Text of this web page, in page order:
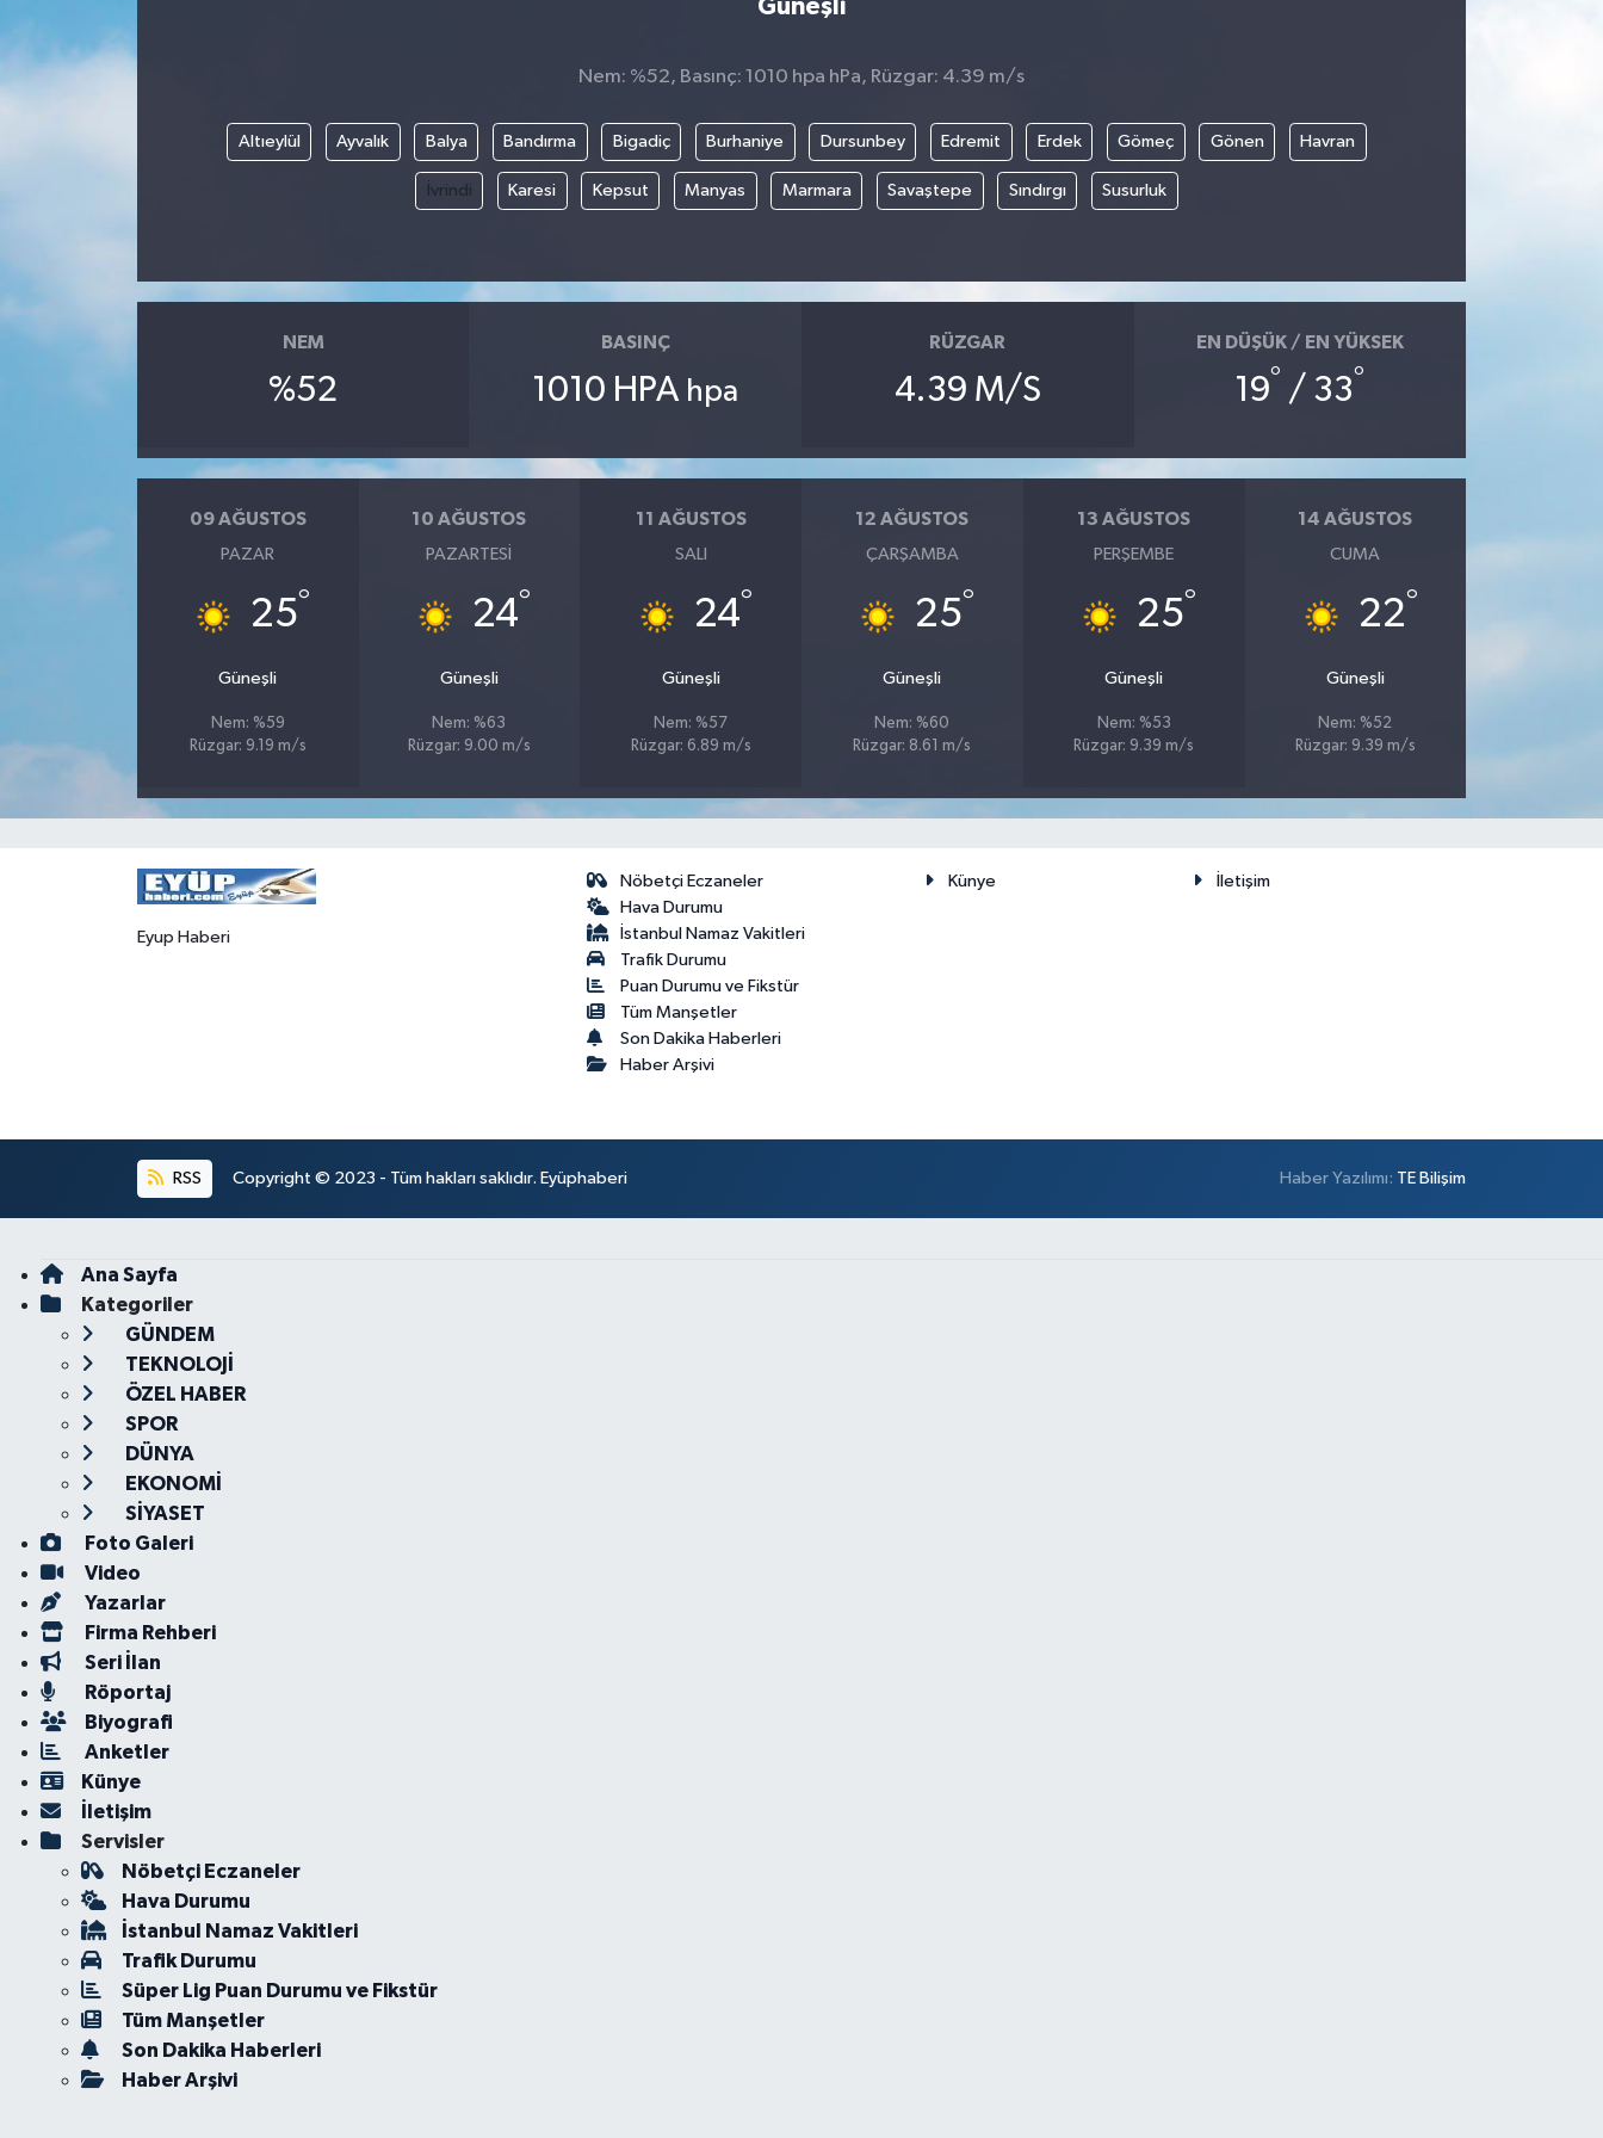
Güneşli
Nem: %52, Basınç: 1010 hpa hPa, Rüzgar: 4.39 m/s
Altıeylül Ayvalık Balya Bandırma Bigadiç Burhaniye Dursunbey Edremit Erdek Gömeç Gönen Havran
İvrindi Karesi Kepsut Manyas Marmara Savaştepe Sındırgı Susurluk
NEM
%52
BASINÇ
1010 HPA hpa
RÜZGAR
4.39 M/S
EN DÜŞÜK / EN YÜKSEK
19° / 33°
09 AĞUSTOS
PAZAR
25°
Güneşli
Nem: %59
Rüzgar: 9.19 m/s
10 AĞUSTOS
PAZARTESI
24°
Güneşli
Nem: %63
Rüzgar: 9.00 m/s
11 AĞUSTOS
SALI
24°
Güneşli
Nem: %57
Rüzgar: 6.89 m/s
12 AĞUSTOS
ÇARŞAMBA
25°
Güneşli
Nem: %60
Rüzgar: 8.61 m/s
13 AĞUSTOS
PERŞEMBE
25°
Güneşli
Nem: %53
Rüzgar: 9.39 m/s
14 AĞUSTOS
CUMA
22°
Güneşli
Nem: %52
Rüzgar: 9.39 m/s
Eyup Haberi
Nöbetçi Eczaneler
Hava Durumu
İstanbul Namaz Vakitleri
Trafik Durumu
Puan Durumu ve Fikstür
Tüm Manşetler
Son Dakika Haberleri
Haber Arşivi
Künye İletişim
RSS Copyright © 2023 - Tüm hakları saklıdır. Eyüphaberi Haber Yazılımı: TE Bilişim
Ana Sayfa
Kategoriler
GÜNDEM
TEKNOLOJİ
ÖZEL HABER
SPOR
DÜNYA
EKONOMİ
SİYASET
Foto Galeri
Video
Yazarlar
Firma Rehberi
Seri İlan
Röportaj
Biyografi
Anketler
Künye
İletişim
Servisler
Nöbetçi Eczaneler
Hava Durumu
İstanbul Namaz Vakitleri
Trafik Durumu
Süper Lig Puan Durumu ve Fikstür
Tüm Manşetler
Son Dakika Haberleri
Haber Arşivi